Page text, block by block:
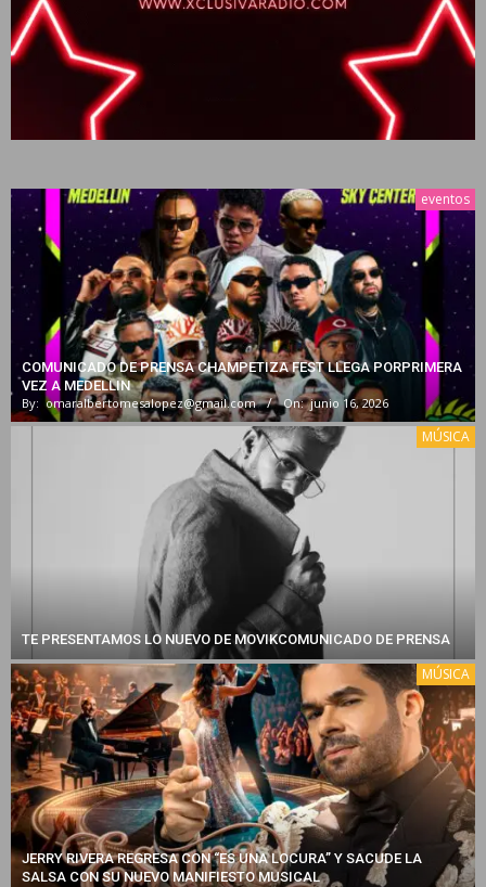
eventos
COMUNICADO DE PRENSA CHAMPETIZA FEST LLEGA PORPRIMERA
VEZ A MEDELLIN
By: omaralbertomesalopez@gmail.com On: junio 16, 2026
MÚSICA
TE PRESENTAMOS LO NUEVO DE MOVIKCOMUNICADO DE PRENSA
MÚSICA
JERRY RIVERA REGRESA CON “ES UNA LOCURA” Y SACUDE LA
SALSA CON SU NUEVO MANIFIESTO MUSICAL